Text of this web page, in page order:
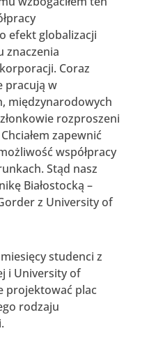
efekt globalizacji
znaczenia
Coraz
pracują w
międzynarodowych
rozproszeni
zapewnić
współpracy
Stąd nasz
Białostocką –
z University of
studenci z
i University of
projektować plac
rodzaju